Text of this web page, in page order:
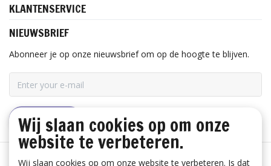
KLANTENSERVICE
NIEUWSBRIEF
Abonneer je op onze nieuwsbrief om op de hoogte te blijven.
ABONNEER
Wij slaan cookies op om onze
website te verbeteren.
Wij slaan cookies op om onze website te verbeteren. Is dat